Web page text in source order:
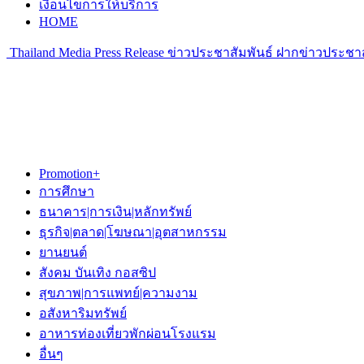
เงื่อนไขการให้บริการ
HOME
Thailand Media Press Release ข่าวประชาสัมพันธ์ ฝากข่าวประ
Promotion+
การศึกษา
ธนาคาร|การเงิน|หลักทรัพย์
ธุรกิจ|ตลาด|โฆษณา|อุตสาหกรรม
ยานยนต์
สังคม บันเทิง กอสซิป
สุขภาพ|การแพทย์|ความงาม
อสังหาริมทรัพย์
อาหารท่องเที่ยวพักผ่อนโรงแรม
อื่นๆ